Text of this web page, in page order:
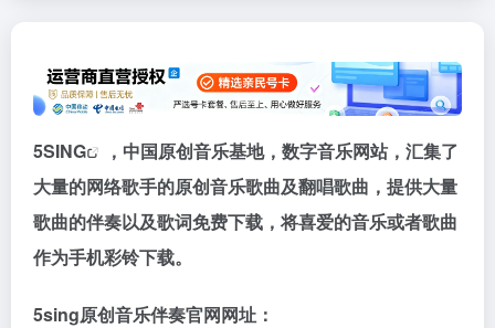
5SING
，中国原创音乐基地，数字音乐网站，汇集了
大量的网络歌手的原创音乐歌曲及翻唱歌曲，提供大量
歌曲的伴奏以及歌词免费下载，将喜爱的音乐或者歌曲
作为手机彩铃下载。
5sing原创音乐伴奏官网网址：